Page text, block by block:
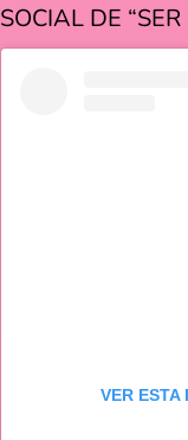
SOCIAL DE
VER ESTA